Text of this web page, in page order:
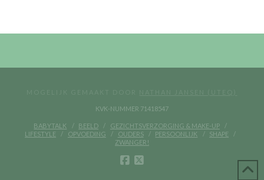
KVK-NUMMER 71418547
BABYTALK BEELD
GEZICHTSVERZORGING & MAKE-UP
LIFESTYLE
OPVOEDING OUDERS PERSOONLIJK
SHAPE
ZWANGER!